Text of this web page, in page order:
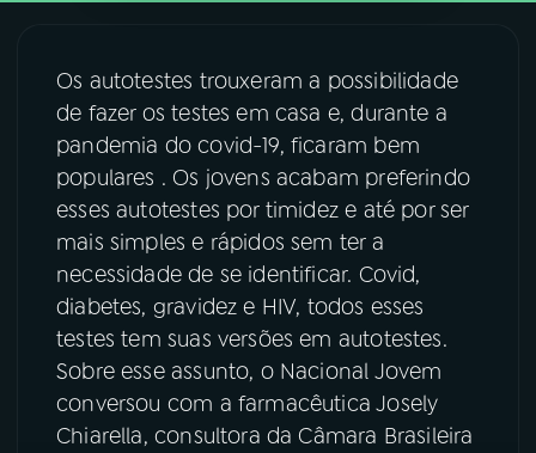
07ÚLTIMAS
08FESTIVAL DE MÚSICA
ACOMPANHE A RÁDIO NACIONAL
YouTube Facebook
Instagram X
Os autotestes trouxeram a possibilidade
de fazer os testes em casa e, durante a
pandemia do covid-19, ficaram bem
populares . Os jovens acabam preferindo
esses autotestes por timidez e até por ser
mais simples e rápidos sem ter a
necessidade de se identificar. Covid,
diabetes, gravidez e HIV, todos esses
testes tem suas versões em autotestes.
Sobre esse assunto, o Nacional Jovem
conversou com a farmacêutica Josely
Chiarella, consultora da Câmara Brasileira